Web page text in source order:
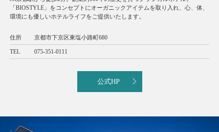
「BIOSTYLE」をコンセプトにオーガニックアイテムを取り入れ、心、体、
環境にも優しいホテルライフをご提供いたします。
住所 京都市下京区東塩小路町680
TEL 075-351-0111
公式HP